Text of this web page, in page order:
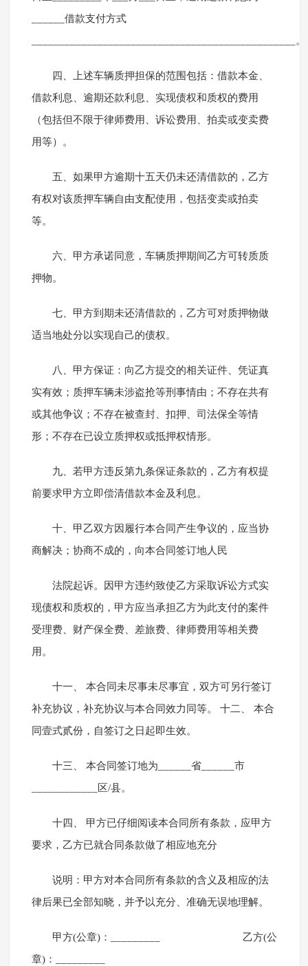
______借款支付方式
________________________________________________。
四、上述车辆质押担保的范围包括：借款本金、
借款利息、逾期还款利息、实现债权和质权的费用
（包括但不限于律师费用、诉讼费用、拍卖或变卖费
用等）。
五、如果甲方逾期十五天仍未还清借款的，乙方
有权对该质押车辆自由支配使用，包括变卖或拍卖
等。
六、甲方承诺同意，车辆质押期间乙方可转质质
押物。
七、甲方到期未还清借款的，乙方可对质押物做
适当地处分以实现自己的债权。
八、甲方保证：向乙方提交的相关证件、凭证真
实有效；质押车辆未涉盗抢等刑事情由；不存在共有
或其他争议；不存在被查封、扣押、司法保全等情
形；不存在已设立质押权或抵押权情形。
九、若甲方违反第九条保证条款的，乙方有权提
前要求甲方立即偿清借款本金及利息。
十、甲乙双方因履行本合同产生争议的，应当协
商解决；协商不成的，向本合同签订地人民
法院起诉。因甲方违约致使乙方采取诉讼方式实
现债权和质权的，甲方应当承担乙方为此支付的案件
受理费、财产保全费、差旅费、律师费用等相关费
用。
十一、 本合同未尽事未尽事宜，双方可另行签订
补充协议，补充协议与本合同效力同等。 十二、 本合
同壹式贰份，自签订之日起即生效。
十三、 本合同签订地为______省______市
____________区/县。
十四、 甲方已仔细阅读本合同所有条款，应甲方
要求，乙方已就合同条款做了相应地充分
说明：甲方对本合同所有条款的含义及相应的法
律后果已全部知晓，并予以充分、准确无误地理解。
甲方(公章)：_________ 乙方(公
章)：_________